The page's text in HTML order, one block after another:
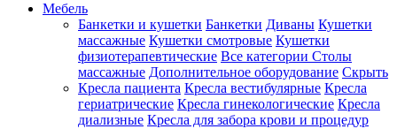
Мебель
Банкетки и кушетки Банкетки Диваны Кушетки
массажные Кушетки смотровые Кушетки
физиотерапевтические Все категории Столы
массажные Дополнительное оборудование Скрыть
Кресла пациента Кресла вестибулярные Кресла
гериатрические Кресла гинекологические Кресла
диализные Кресла для забора крови и процедур